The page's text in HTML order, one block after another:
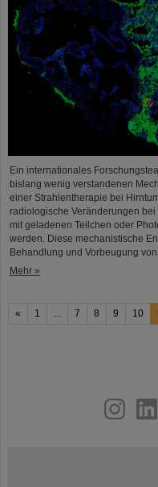
Ein internationales
bislang wenig verstandenen
einer Strahlentherapie bei
radiologische Veränderungen
mit geladenen Teilchen oder
werden. Diese mechanistische
Behandlung und Vorbeugung
Mehr »
« 1 ... 7 8 9 10
youtubehelmholtz.social